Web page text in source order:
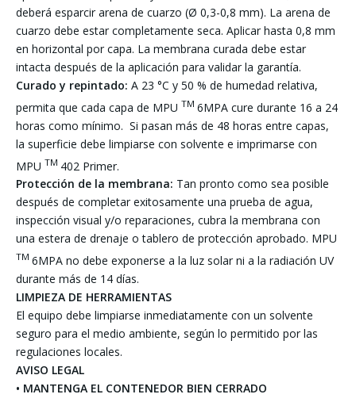
deberá esparcir arena de cuarzo (Ø 0,3-0,8 mm). La arena de
cuarzo debe estar completamente seca. Aplicar hasta 0,8 mm
en horizontal por capa. La membrana curada debe estar
intacta después de la aplicación para validar la garantía.
Curado y repintado: A 23 °C y 50 % de humedad relativa,
permita que cada capa de MPU TM 6MPA cure durante 16 a 24
horas como mínimo. Si pasan más de 48 horas entre capas,
la superficie debe limpiarse con solvente e imprimarse con
MPU TM 402 Primer.
Protección de la membrana: Tan pronto como sea posible
después de completar exitosamente una prueba de agua,
inspección visual y/o reparaciones, cubra la membrana con
una estera de drenaje o tablero de protección aprobado. MPU
TM 6MPA no debe exponerse a la luz solar ni a la radiación UV
durante más de 14 días.
LIMPIEZA DE HERRAMIENTAS
El equipo debe limpiarse inmediatamente con un solvente
seguro para el medio ambiente, según lo permitido por las
regulaciones locales.
AVISO LEGAL
• MANTENGA EL CONTENEDOR BIEN CERRADO